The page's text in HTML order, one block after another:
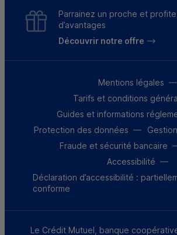
Parrainez un proche et
d’avantages
Découvrir notre offre
Mentions légales
Tarifs et conditions
Guides et informations
Protection des données
Fraude et sécurité bancaire
Accessibilité
Déclaration d’accessibilité :
conforme
Le Crédit Mutuel, banque